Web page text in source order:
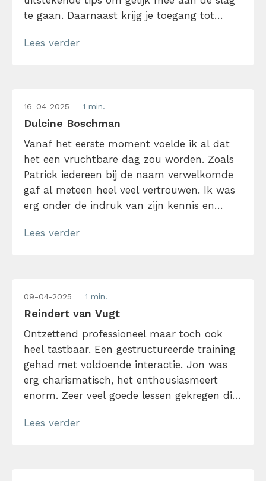
te gaan. Daarnaast krijg je toegang tot
Lees verder
16-04-2025 1 min.
Dulcine Boschman
Vanaf het eerste moment voelde ik al dat
het een vruchtbare dag zou worden. Zoals
Patrick iedereen bij de naam verwelkomde
gaf al meteen heel veel vertrouwen. Ik was
erg onder de indruk van zijn kennis en
gelijk in de praktijk brengen. Ik ben er ook
Lees verder
09-04-2025 1 min.
Reindert van Vugt
Ontzettend professioneel maar toch ook
heel tastbaar. Een gestructureerde training
gehad met voldoende interactie. Jon was
erg charismatisch, het enthousiasmeert
enorm. Zeer veel goede lessen gekregen die
Na de training zijn ze nog bereikbaar voor
Lees verder